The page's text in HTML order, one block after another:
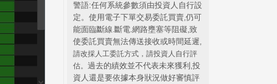
警語:任何系統參數須由投資人自行設
定。使用電子下單交易委託買賣,仍可
能面臨斷線.斷電.網路壅塞等阻礙,致
使委託買賣無法傳送接收或時間延遲,
請改採人工委託方式，請投資人自行評
估。過去的績效並不代表未來獲利 ,投
資人還是要依據本身狀況做好審慎評